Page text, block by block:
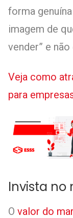
forma
imagem de
vender” e
Veja como
para
Invista no
O valor do